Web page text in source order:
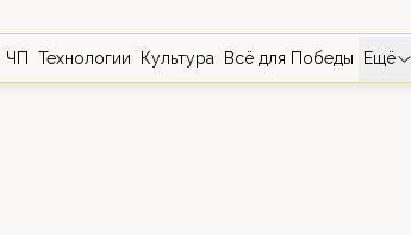
ЧП Технологии Культура Всё для Победы Ещё